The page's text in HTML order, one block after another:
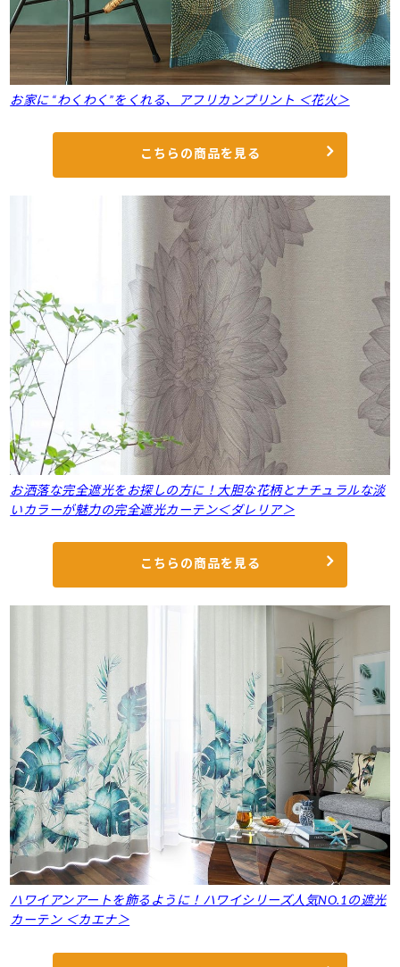
お家に “わくわく”をくれる、アフリカンプリント ＜花火＞
こちらの商品を見る
お洒落な完全遮光をお探しの方に！大胆な花柄とナチュラルな淡
いカラーが魅力の完全遮光カーテン＜ダレリア＞
こちらの商品を見る
ハワイアンアートを飾るように！ハワイシリーズ人気NO.1の遮光
カーテン ＜カエナ＞